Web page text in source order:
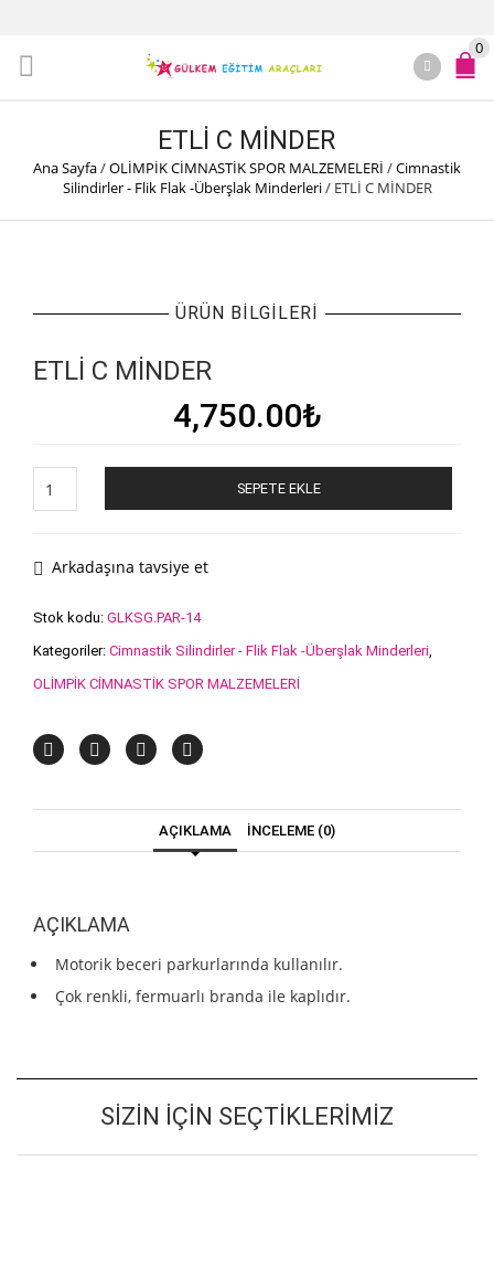
0
ETLİ C MİNDER
Ana Sayfa/OLİMPİK CİMNASTİK SPOR MALZEMELERİ /Cimnastik
Silindirler - Flik Flak -Überşlak Minderleri/ ETLİ C MİNDER
ÜRÜN BILGILERI
ETLİ C MİNDER
4,750.00₺
SEPETE EKLE
Arkadaşına tavsiye et
Stok kodu: GLKSG.PAR-14
Kategoriler: Cimnastik Silindirler - Flik Flak -Überşlak Minderleri
OLİMPİK CİMNASTİK SPOR MALZEMELERİ
AÇIKLAMA İNCELEME (0)
AÇIKLAMA
Motorik beceri parkurlarında kullanılır.
Çok renkli, fermuarlı branda ile kaplıdır.
SIZIN İÇIN SEÇTIKLERIMIZ